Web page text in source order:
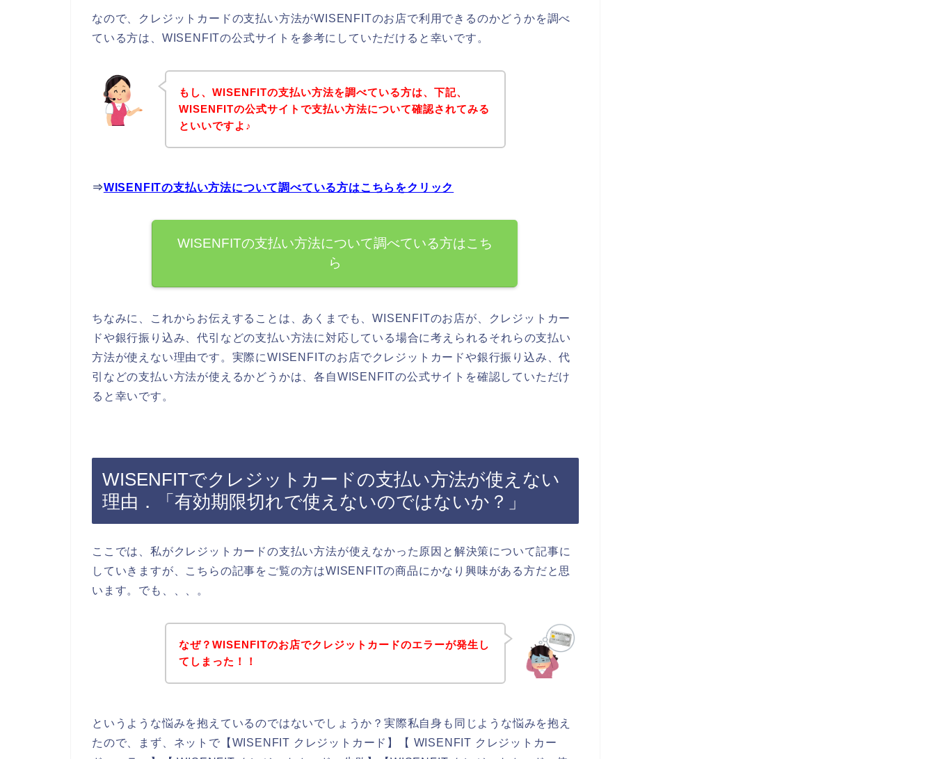
なので、クレジットカードの支払い方法がWISENFITのお店で利用できるのかどうかを調べ
ている方は、WISENFITの公式サイトを参考にしていただけると幸いです。
もし、WISENFITの支払い方法を調べている方は、下記、
WISENFITの公式サイトで支払い方法について確認されてみる
といいですよ♪
⇒WISENFITの支払い方法について調べている方はこちらをクリック
WISENFITの支払い方法について調べている方はこち
ら
ちなみに、これからお伝えすることは、あくまでも、WISENFITのお店が、クレジットカー
ドや銀行振り込み、代引などの支払い方法に対応している場合に考えられるそれらの支払い
方法が使えない理由です。実際にWISENFITのお店でクレジットカードや銀行振り込み、代
引などの支払い方法が使えるかどうかは、各自WISENFITの公式サイトを確認していただけ
ると幸いです。
WISENFITでクレジットカードの支払い方法が使えない
理由．「有効期限切れで使えないのではないか？」
ここでは、私がクレジットカードの支払い方法が使えなかった原因と解決策について記事に
していきますが、こちらの記事をご覧の方はWISENFITの商品にかなり興味がある方だと思
います。でも、、、。
なぜ？WISENFITのお店でクレジットカードのエラーが発生し
てしまった！！
というような悩みを抱えているのではないでしょうか？実際私自身も同じような悩みを抱え
たので、まず、ネットで【WISENFIT クレジットカード】【 WISENFIT クレジットカー